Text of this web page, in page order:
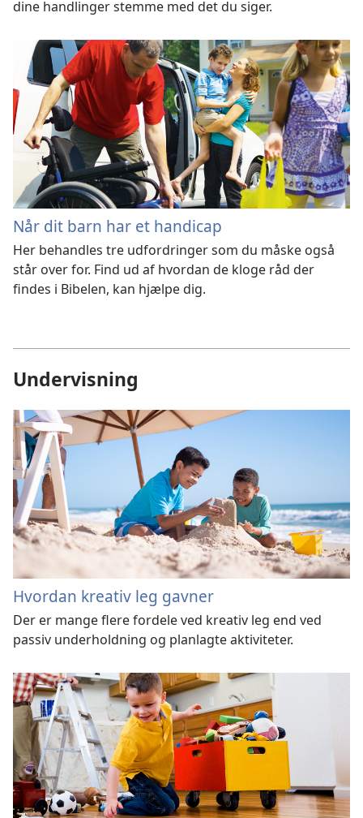
dine handlinger stemme med det du siger.
Når dit barn har et handicap
Her behandles tre udfordringer som du måske også
står over for. Find ud af hvordan de kloge råd der
findes i Bibelen, kan hjælpe dig.
Undervisning
Hvordan kreativ leg gavner
Der er mange flere fordele ved kreativ leg end ved
passiv underholdning og planlagte aktiviteter.